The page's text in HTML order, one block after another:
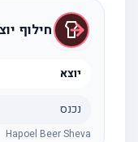
חילוף יוצא
יוצא
נכנס
Hapoel Beer Sheva